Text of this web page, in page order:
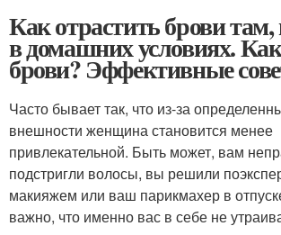
Как отрастить брови там,
в домашних условиях.
брови? Эффективные
Часто бывает так, что из-за
внешности женщина становится менее
привлекательной. Быть может, вам
подстригли волосы, вы решили
макияжем или ваш парикмахер в
важно, что именно вас в себе не